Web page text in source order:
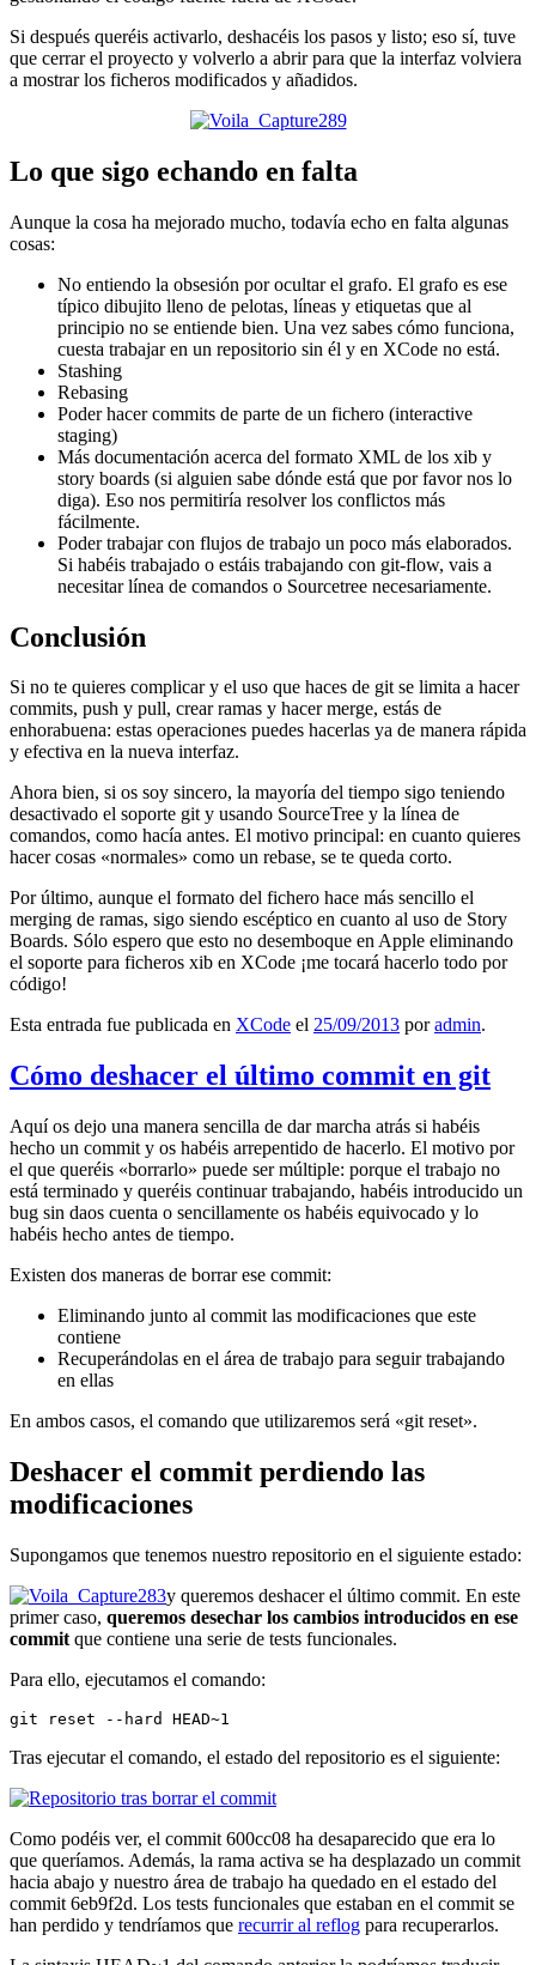
Si después queréis activarlo, deshacéis los pasos y listo; eso sí, tuve
que cerrar el proyecto y volverlo a abrir para que la interfaz volviera
a mostrar los ficheros modificados y añadidos.
Lo que sigo echando en falta
Aunque la cosa ha mejorado mucho, todavía echo en falta algunas
cosas:
No entiendo la obsesión por ocultar el grafo. El grafo es ese
típico dibujito lleno de pelotas, líneas y etiquetas que al
principio no se entiende bien. Una vez sabes cómo funciona,
cuesta trabajar en un repositorio sin él y en XCode no está.
Stashing
Rebasing
Poder hacer commits de parte de un fichero (interactive
staging)
Más documentación acerca del formato XML de los xib y
story boards (si alguien sabe dónde está que por favor nos lo
diga). Eso nos permitiría resolver los conflictos más
fácilmente.
Poder trabajar con flujos de trabajo un poco más elaborados.
Si habéis trabajado o estáis trabajando con git-flow, vais a
necesitar línea de comandos o Sourcetree necesariamente.
Conclusión
Si no te quieres complicar y el uso que haces de git se limita a hacer
commits, push y pull, crear ramas y hacer merge, estás de
enhorabuena: estas operaciones puedes hacerlas ya de manera rápida
y efectiva en la nueva interfaz.
Ahora bien, si os soy sincero, la mayoría del tiempo sigo teniendo
desactivado el soporte git y usando SourceTree y la línea de
comandos, como hacía antes. El motivo principal: en cuanto quieres
hacer cosas «normales» como un rebase, se te queda corto.
Por último, aunque el formato del fichero hace más sencillo el
merging de ramas, sigo siendo escéptico en cuanto al uso de Story
Boards. Sólo espero que esto no desemboque en Apple eliminando
el soporte para ficheros xib en XCode ¡me tocará hacerlo todo por
código!
Esta entrada fue publicada en XCode el 25/09/2013 poradmin.
Cómo deshacer el último commit en git
Aquí os dejo una manera sencilla de dar marcha atrás si habéis
hecho un commit y os habéis arrepentido de hacerlo. El motivo por
el que queréis «borrarlo» puede ser múltiple: porque el trabajo no
está terminado y queréis continuar trabajando, habéis introducido un
bug sin daos cuenta o sencillamente os habéis equivocado y lo
habéis hecho antes de tiempo.
Existen dos maneras de borrar ese commit:
Eliminando junto al commit las modificaciones que este
contiene
Recuperándolas en el área de trabajo para seguir trabajando
en ellas
En ambos casos, el comando que utilizaremos será «git reset».
Deshacer el commit perdiendo las
modificaciones
Supongamos que tenemos nuestro repositorio en el siguiente estado:
y queremos deshacer el último commit. En este
primer caso, queremos desechar los cambios introducidos en ese
commit que contiene una serie de tests funcionales.
Para ello, ejecutamos el comando:
git reset --hard HEAD~1
Tras ejecutar el comando, el estado del repositorio es el siguiente:
Como podéis ver, el commit 600cc08 ha desaparecido que era lo
que queríamos. Además, la rama activa se ha desplazado un commit
hacia abajo y nuestro área de trabajo ha quedado en el estado del
commit 6eb9f2d. Los tests funcionales que estaban en el commit se
han perdido y tendríamos que recurrir al reflog para recuperarlos.